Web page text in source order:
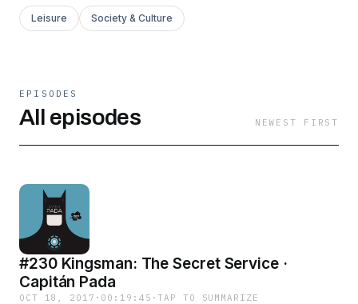
Leisure Society & Culture
EPISODES
All episodes NEWEST FIRST
#230 Kingsman: The Secret Service ·
Capitán Pada
OCT 18, 2017 · 00:19:45 ·TAP TO SUMMARIZE